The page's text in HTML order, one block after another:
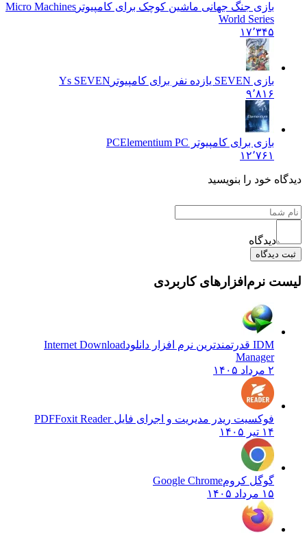
بازی جنگ جهانی ماشین کوچک برای کامپیوتر Micro Machines
World Series
۱۷٬۳۴۵
بازی SEVEN یازده نفر برای کامپیوتر
Ys SEVEN
۹٬۸۱۶
بازی برای کامپیوتر PC Elementium PC
۱۲٬۷۶۱
دیدگاه خود را بنویسید
دیدگاه
ثبت دیدگاه
لیست نرم‌افزارهای کاربردی
IDM قدرتمندترین نرم افزار دانلود
Internet Download
Manager
۲ مرداد ۱۴۰۵
فوکسیت ریدر مدیریت و اجرای فایل PDFFoxit Reader
۱۴ تیر ۱۴۰۵
گوگل کرومGoogle Chrome
۱۵ مرداد ۱۴۰۵